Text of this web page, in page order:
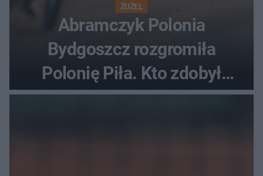
ŻUŻEL
Abramczyk Polonia
Bydgoszcz rozgromiła
Polonię Piła. Kto zdobył
najwięcej punktów?